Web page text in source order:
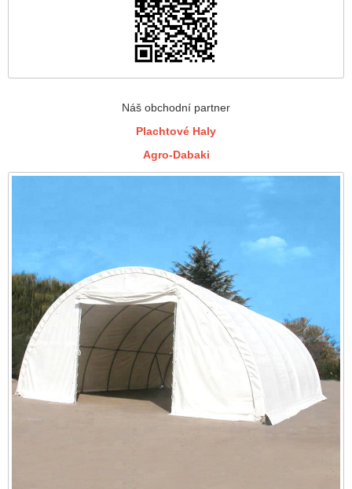
Náš obchodní partner
Plachtové Haly
Agro-Dabaki